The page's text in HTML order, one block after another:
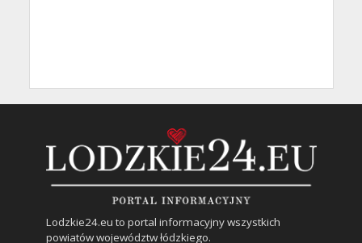
Lodzkie24.eu to portal informacyjny wszystkich
powiatów województw łódzkiego.